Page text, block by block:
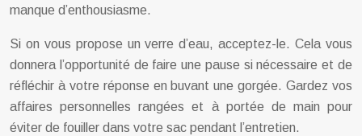
manque d’enthousiasme.
Si on vous propose un verre d’eau, acceptez-le. Cela vous
donnera l’opportunité de faire une pause si nécessaire et de
réfléchir à votre réponse en buvant une gorgée. Gardez vos
affaires personnelles rangées et à portée de main pour
éviter de fouiller dans votre sac pendant l’entretien.